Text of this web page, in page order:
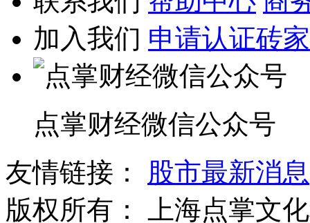
加入我们 申请认证砖家
点掌财经微信公众号
友情链接：
股市最新消息
版权所有：
上海点掌文